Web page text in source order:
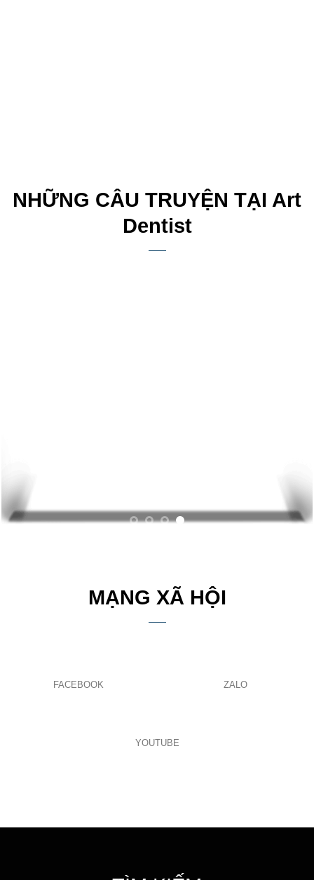
NHỮNG CÂU TRUYỆN TẠI Art
Dentist
MẠNG XÃ HỘI
FACEBOOK ZALO
YOUTUBE